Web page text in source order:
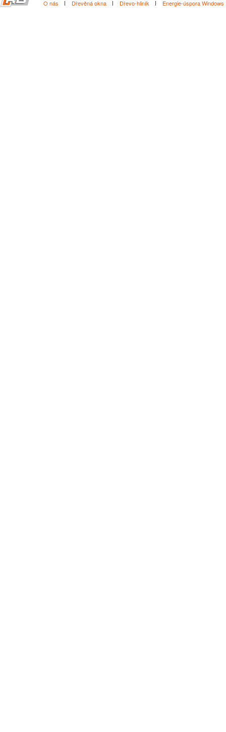
O nás Dřevěná okna Dřevo-hliník Energie-úspora Windows